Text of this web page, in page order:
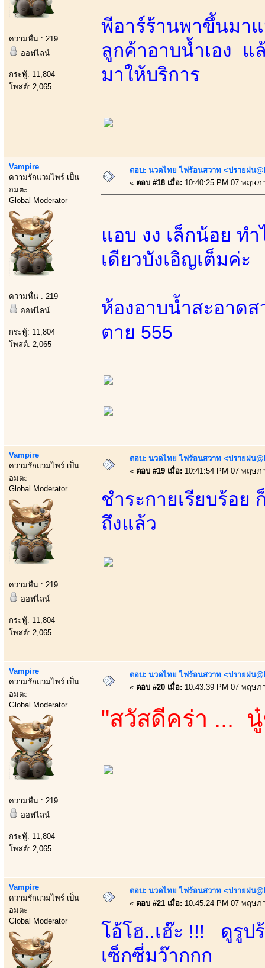
ความหื่น : 219
ออฟไลน์
กระทู้: 11,804
โพสต์: 2,065
พีอาร์ร้านพาขึ้นมา
ลูกค้าอาบน้ำเอง แ
มาให้บริการ
Vampire
ความรักแวมไพร์ เป็น
อมตะ
Global Moderator
ความหื่น : 219
ออฟไลน์
กระทู้: 11,804
โพสต์: 2,065
ตอบ: นวดไทย ไฟร้อนสวาท <ปรายฝน
« ตอบ #18 เมื่อ: 10:40:25 PM 07 พฤษภ
แอบ งง เล็กน้อย ท
เดียวบังเอิญเต็มค่ะ
ห้องอาบน้ำสะอาด
ตาย 555
Vampire
ความรักแวมไพร์ เป็น
อมตะ
Global Moderator
ความหื่น : 219
ออฟไลน์
กระทู้: 11,804
โพสต์: 2,065
ตอบ: นวดไทย ไฟร้อนสวาท <ปรายฝน
« ตอบ #19 เมื่อ: 10:41:54 PM 07 พฤษภ
ชำระกายเรียบร้อ
ถึงแล้ว
Vampire
ความรักแวมไพร์ เป็น
อมตะ
Global Moderator
ความหื่น : 219
ออฟไลน์
กระทู้: 11,804
โพสต์: 2,065
ตอบ: นวดไทย ไฟร้อนสวาท <ปรายฝน
« ตอบ #20 เมื่อ: 10:43:39 PM 07 พฤษภ
"สวัสดีคร่า ...
Vampire
ความรักแวมไพร์ เป็น
อมตะ
Global Moderator
ตอบ: นวดไทย ไฟร้อนสวาท <ปรายฝน
« ตอบ #21 เมื่อ: 10:45:24 PM 07 พฤษภ
โอ้โฮ..เฮ๊ะ !!! ดูรูป
เซ็กซี่มว๊ากกก